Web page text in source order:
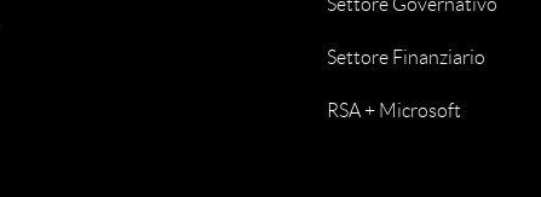
Settore Governativo
Settore Finanziario
RSA + Microsoft